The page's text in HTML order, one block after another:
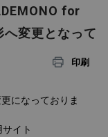
for
へ変更となって
印刷
になっておりま
イト